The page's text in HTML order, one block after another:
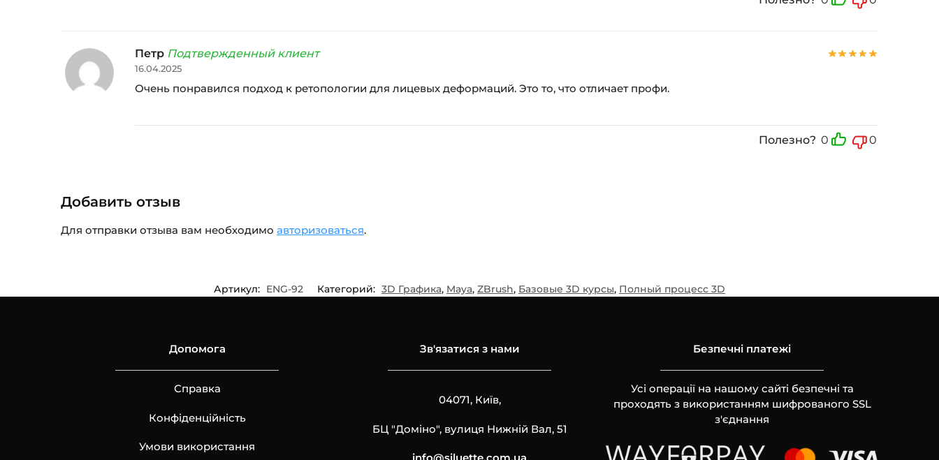
Петр Подтвержденный клиент
16.04.2025
Очень понравился подход к ретопологии для лицевых деформаций. Это то, что отличает профи.
Полезно? 0 0
Добавить отзыв
Для отправки отзыва вам необходимоавторизоваться.
Артикул: ENG-92 Категорий: 3D Графика, Maya, ZBrush, Базовые 3D курсы, Полный процесс 3D
Допомога
Справка
Конфіденційність
Умови використання
Зв'язатися з нами
04071, Київ,
БЦ "Доміно", вулиця Нижній Вал, 51
Безпечні платежі
Усі операції на нашому сайті безпечні та
проходять з використанням шифрованого SSL
з'єднання